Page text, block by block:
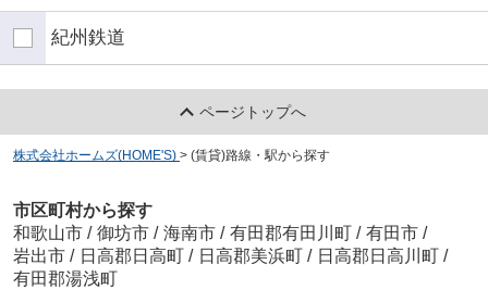
紀州鉄道
ページトップへ
株式会社ホームズ(HOME'S) > (賃貸)路線・駅から探す
市区町村から探す
和歌山市 / 御坊市 / 海南市 / 有田郡有田川町 / 有田市 /
岩出市 / 日高郡日高町 / 日高郡美浜町 / 日高郡日高川町 /
有田郡湯浅町